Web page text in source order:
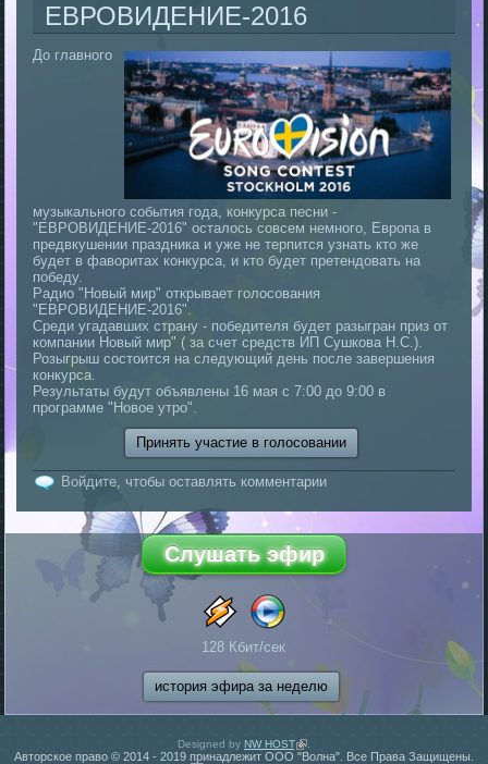
ЕВРОВИДЕНИЕ-2016
До главного
музыкального события года, конкурса песни -
"ЕВРОВИДЕНИЕ-2016" осталось совсем немного, Европа в
предвкушении праздника и уже не терпится узнать кто же
будет в фаворитах конкурса, и кто будет претендовать на
победу.
Радио "Новый мир" открывает голосования
"ЕВРОВИДЕНИЕ-2016".
Среди угадавших страну - победителя будет разыгран приз от
компании Новый мир" ( за счет средств ИП Сушкова Н.С.).
Розыгрыш состоится на следующий день после завершения
конкурса.
Результаты будут объявлены 16 мая с 7:00 до 9:00 в
программе "Новое утро".
Принять участие в голосовании
Войдите, чтобы оставлять комментарии
128 Кбит/сек
история эфира за неделю
Designed by NW HOST(внешняя ссылка)
Авторское право © 2014 - 2019 принадлежит ООО "Волна". Все Права Защищены.